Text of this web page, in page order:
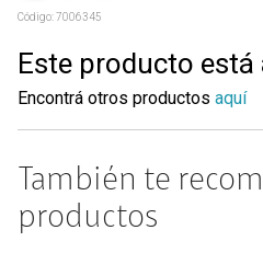
Código:7006345
Este producto está
Encontrá otros productos aquí
También te
productos